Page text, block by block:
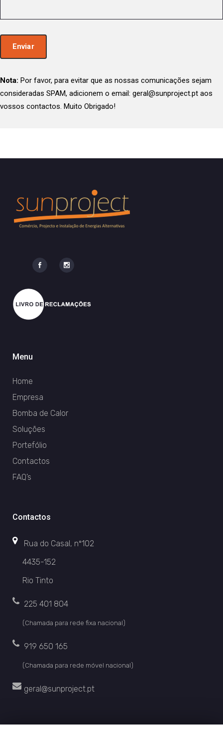
Nota: Por favor, para evitar que as nossas comunicações sejam
consideradas SPAM, adicionem o email: geral@sunproject.pt aos
vossos contactos. Muito Obrigado!
Menu
Home
Empresa
Bomba de Calor
Soluções
Portefólio
Contactos
FAQ’s
Contactos
Rua do Casal, nº102
4435-152
Rio Tinto
225 401 804
(Chamada para rede fixa nacional)
919 650 165
(Chamada para rede móvel nacional)
geral@sunproject.pt